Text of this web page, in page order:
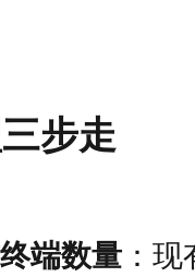
步走
端数量 ：